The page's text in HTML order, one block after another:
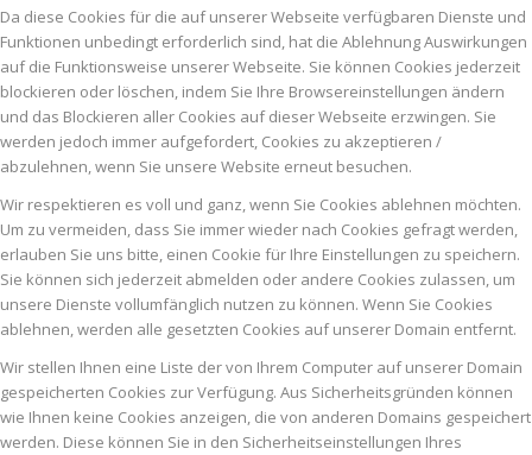
Da diese Cookies für die auf unserer Webseite verfügbaren Dienste und
Funktionen unbedingt erforderlich sind, hat die Ablehnung Auswirkungen
auf die Funktionsweise unserer Webseite. Sie können Cookies jederzeit
blockieren oder löschen, indem Sie Ihre Browsereinstellungen ändern
und das Blockieren aller Cookies auf dieser Webseite erzwingen. Sie
werden jedoch immer aufgefordert, Cookies zu akzeptieren /
abzulehnen, wenn Sie unsere Website erneut besuchen.
Wir respektieren es voll und ganz, wenn Sie Cookies ablehnen möchten.
Um zu vermeiden, dass Sie immer wieder nach Cookies gefragt werden,
erlauben Sie uns bitte, einen Cookie für Ihre Einstellungen zu speichern.
Sie können sich jederzeit abmelden oder andere Cookies zulassen, um
unsere Dienste vollumfänglich nutzen zu können. Wenn Sie Cookies
ablehnen, werden alle gesetzten Cookies auf unserer Domain entfernt.
Wir stellen Ihnen eine Liste der von Ihrem Computer auf unserer Domain
gespeicherten Cookies zur Verfügung. Aus Sicherheitsgründen können
wie Ihnen keine Cookies anzeigen, die von anderen Domains gespeichert
werden. Diese können Sie in den Sicherheitseinstellungen Ihres